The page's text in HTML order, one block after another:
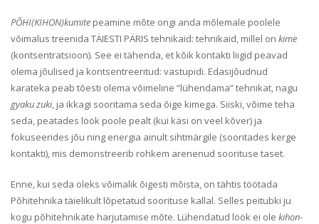
PÕHI(KIHON)kumite peamine mõte ongi anda mõlemale poolele
võimalus treenida TÄIESTI PÄRIS tehnikaid: tehnikaid, millel on kime
(kontsentratsioon). See ei tähenda, et kõik kontakti liigid peavad
olema jõulised ja kontsentreeritud: vastupidi. Edasijõudnud
karateka peab tõesti olema võimeline “lühendama” tehnikat, nagu
gyaku zuki, ja ikkagi sooritama seda õige kimega. Siiski, võime teha
seda, peatades löök poole pealt (kui käsi on veel kõver) ja
fokuseerides jõu ning energia ainult sihtmärgile (sooritades kerge
kontakti), mis demonstreerib rohkem arenenud soorituse taset.
Enne, kui seda oleks võimalik õigesti mõista, on tähtis töötada
Põhitehnika täielikult lõpetatud soorituse kallal. Selles peitubki ju
kogu põhitehnikate harjutamise mõte. Lühendatud löök ei ole kihon-